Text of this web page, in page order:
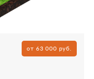
от 63 000 руб.